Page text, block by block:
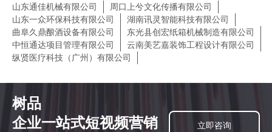
山东通佳机械有限公司
周口上兮文化传播有限公司
山东一众环保科技有限公司
湖南讯灵智能科技有限公司
曲阜久鼎酿酒设备有限公司
东光县创宏纸箱机械制造有限公司
中恒通达项目管理有限公司
云南美艺嘉装饰工程设计有限公司
纵贤医疗科技（广州）有限公司
树品
企业一站式短视频营销
立即咨询